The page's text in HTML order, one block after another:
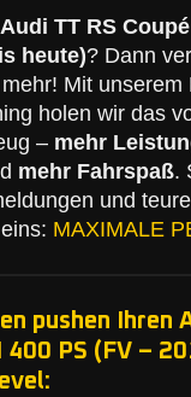
Audi TT RS
heute)? Dann
Mit unserem
holen wir das
– mehr
mehr Fahrspaß.
und
MAXIMALE
pushen Ihren
400 PS (FV –